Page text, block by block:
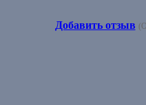
Добавить отзыв